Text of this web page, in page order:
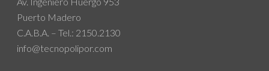
Puerto Madero
C.A.B.A. – Tel.: 2150.2130
info@tecnopolipor.com